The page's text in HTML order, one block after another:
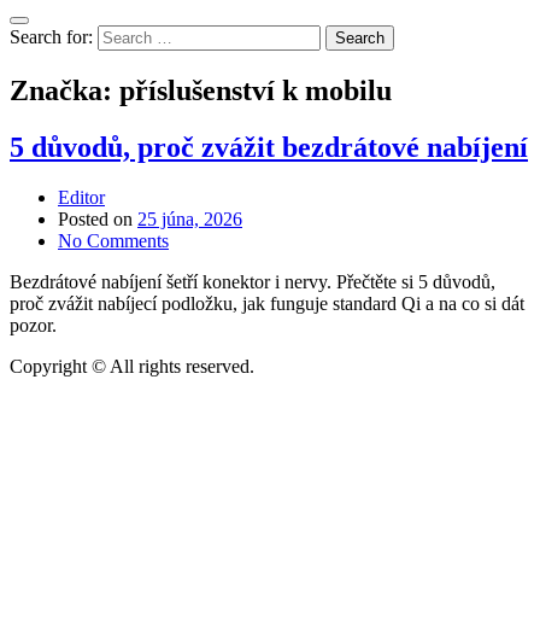
Search for: Search
Značka: příslušenství k mobilu
5 důvodů, proč zvážit bezdrátové nabíjení
Editor
Posted on 25 júna, 2026
No Comments
Bezdrátové nabíjení šetří konektor i nervy. Přečtěte si 5 důvodů,
proč zvážit nabíjecí podložku, jak funguje standard Qi a na co si dát
pozor.
Copyright © All rights reserved.